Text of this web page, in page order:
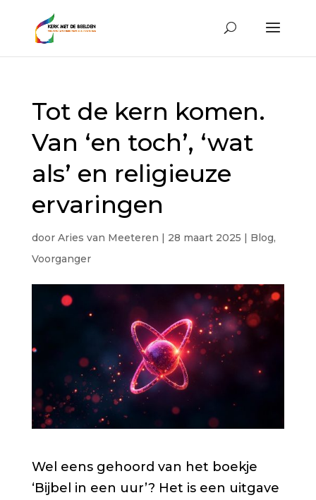
Tot de kern komen.
Van ‘en toch’, ‘wat
als’ en religieuze
ervaringen
door Aries van Meeteren | 28 maart 2025 | Blog,
Voorganger
Wel eens gehoord van het boekje
‘Bijbel in een uur’? Het is een uitgave